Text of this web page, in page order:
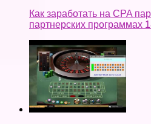
Как заработать на CPA
партнерских программах